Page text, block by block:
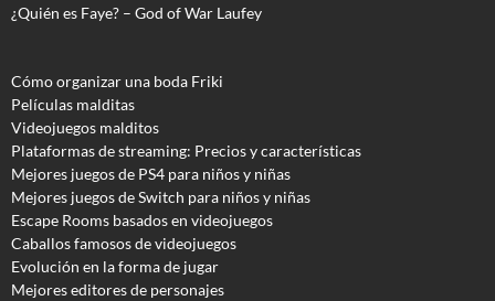
¿Quién es Faye? – God of War Laufey
Cómo organizar una boda Friki
Películas malditas
Videojuegos malditos
Plataformas de streaming: Precios y características
Mejores juegos de PS4 para niños y niñas
Mejores juegos de Switch para niños y niñas
Escape Rooms basados en videojuegos
Caballos famosos de videojuegos
Evolución en la forma de jugar
Mejores editores de personajes